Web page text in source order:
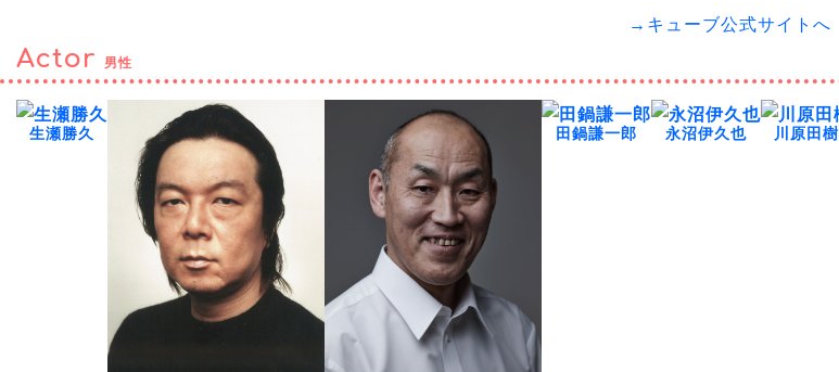
→キューブ公式サイトへ
Actor 男性
生瀬勝久 田鍋謙一郎 永沼伊久也 川原田樹